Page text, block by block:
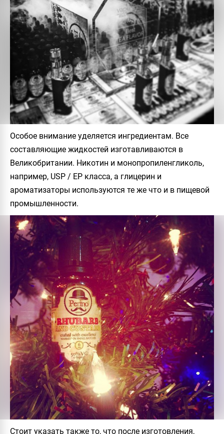
Особое внимание уделяется ингредиентам. Все
составляющие жидкостей изготавливаются в
Великобритании. Никотин и монопропиленгликоль,
например, USP / EP класса, а глицерин и
ароматизаторы используются те же что и в пищевой
промышленности.
Стоит указать также то, что после изготовления,